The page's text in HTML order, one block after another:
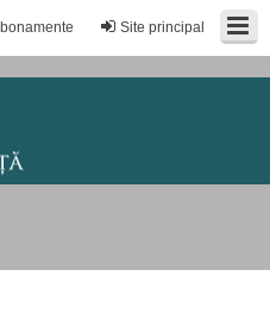
Site principal